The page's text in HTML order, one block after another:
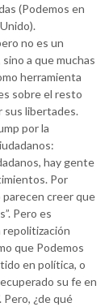
(Podemos en
no es un
a que muchas
herramienta
sobre el resto
sus libertades.
por la
hay gente
Por
parecen creer que
Pero es
repolitización
que Podemos
en política, o
su fe en
Pero, ¿de qué